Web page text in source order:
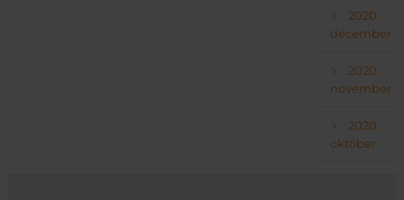
2020.
december
2020.
november
2020.
október